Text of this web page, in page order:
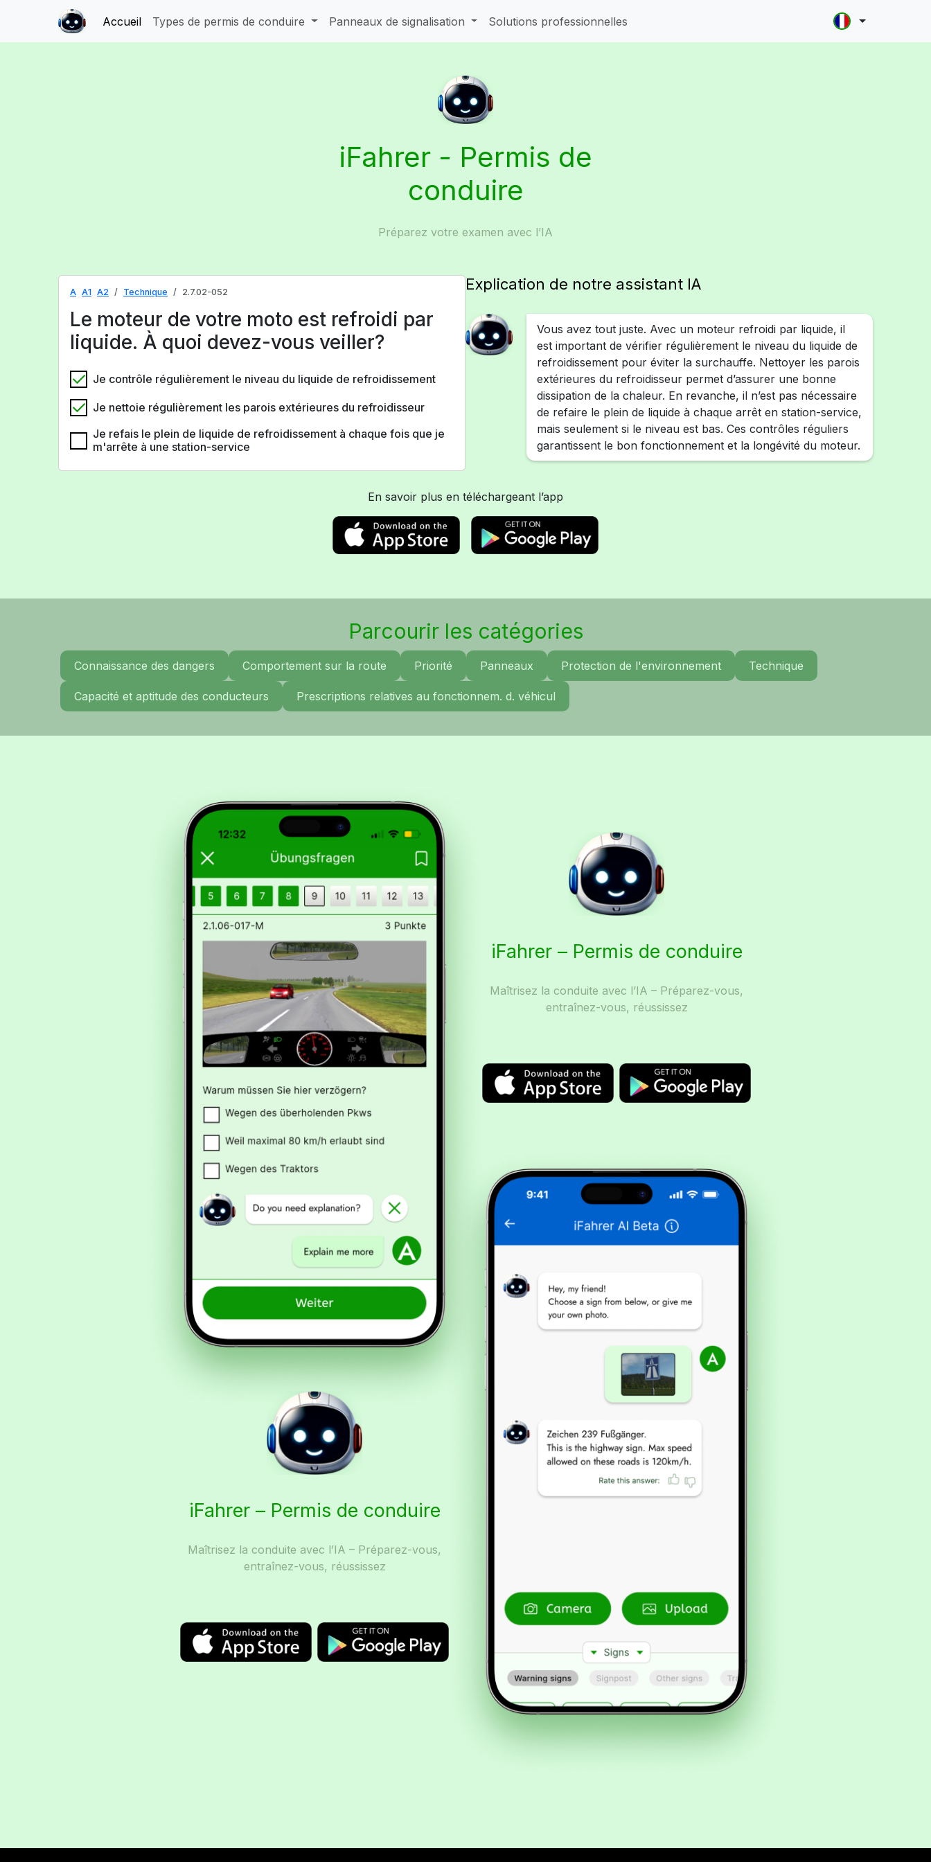
Accueil Types de permis de conduire Panneaux de signalisation Solutions professionnelles
iFahrer - Permis de
conduire
Préparez votre examen avec l’IA
A A1 A2 Technique 2.7.02-052
Le moteur de votre moto est refroidi par
liquide. À quoi devez-vous veiller?
Je contrôle régulièrement le niveau du liquide de refroidissement
Je nettoie régulièrement les parois extérieures du refroidisseur
Je refais le plein de liquide de refroidissement à chaque fois que je
m'arrête à une station-service
Explication de notre assistant IA
Vous avez tout juste. Avec un moteur refroidi par liquide, il
est important de vérifier régulièrement le niveau du liquide de
refroidissement pour éviter la surchauffe. Nettoyer les parois
extérieures du refroidisseur permet d’assurer une bonne
dissipation de la chaleur. En revanche, il n’est pas nécessaire
de refaire le plein de liquide à chaque arrêt en station-service,
mais seulement si le niveau est bas. Ces contrôles réguliers
garantissent le bon fonctionnement et la longévité du moteur.
En savoir plus en téléchargeant l’app
Parcourir les catégories
Connaissance des dangers Comportement sur la route Priorité Panneaux Protection de l'environnement Technique
Capacité et aptitude des conducteurs Prescriptions relatives au fonctionnem. d. véhicul
iFahrer – Permis de conduire
Maîtrisez la conduite avec l’IA – Préparez-vous,
entraînez-vous, réussissez
iFahrer – Permis de conduire
Maîtrisez la conduite avec l’IA – Préparez-vous,
entraînez-vous, réussissez